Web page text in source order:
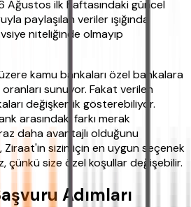
Ağustos ilk haftasındaki güncel
paylaşılan veriler ışığında
niteliğinde olmayıp
kamu bankaları özel bankalara
oranları sunuyor. Fakat verilen
değişkenlik gösterebiliyor.
arasındaki farkı merak
daha avantajlı olduğunu
Ziraat'in sizin için en uygun seçenek
çünkü size özel koşullar değişebilir.
Adımları